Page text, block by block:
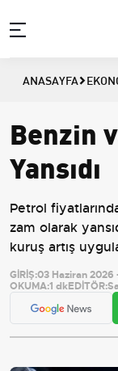
ANASAYFA
Benzin
Yansıdı
Petrol
zam olarak
kuruş artış
GİRİŞ:03 Haziran 2026
OKUMA:1 dkEDİTÖR: